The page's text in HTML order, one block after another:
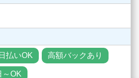
日払いOK 高額バックあり
～OK